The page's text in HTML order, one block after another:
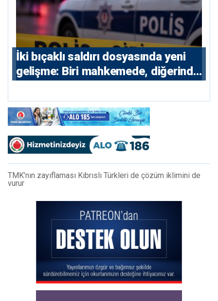
İki bıçaklı saldırı dosyasında yeni
gelişme: Biri mahkemede, diğerinde
TMK’nın zayıflaması Kıbrıslı Türkleri de çözüm iklimini de
vurur